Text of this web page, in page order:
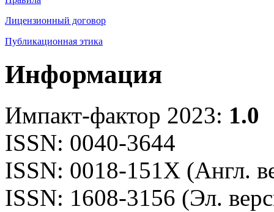
Лицензионный договор
Публикационная этика
Информация
Импакт-фактор 2023: 1.0
ISSN: 0040-3644
ISSN: 0018-151X (Англ.
ISSN: 1608-3156 (Эл.